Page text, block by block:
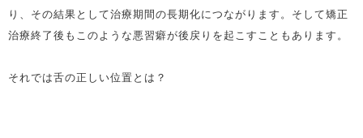
り、その結果として治療期間の長期化につながります。そして矯正
治療終了後もこのような悪習癖が後戻りを起こすこともあります。
それでは舌の正しい位置とは？